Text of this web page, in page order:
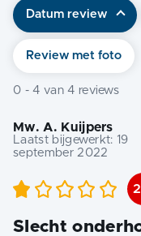
Datum review
Review met foto
0 - 4 van 4 reviews
Mw. A. Kuijpers
Laatst bijgewerkt: 19
september 2022
Slecht